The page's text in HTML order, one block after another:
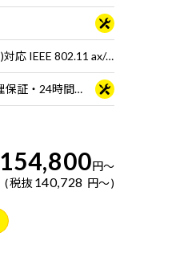
Wi-Fi 6E( 最大2.4Gbps )対応 IEEE 802.11 ax/ac/a/b/g/n準拠 ＋ Bluetooth 5内蔵
3年間センドバック修理保証・24時間×365日電話サポート
154,800円～
税抜 140,728 円～